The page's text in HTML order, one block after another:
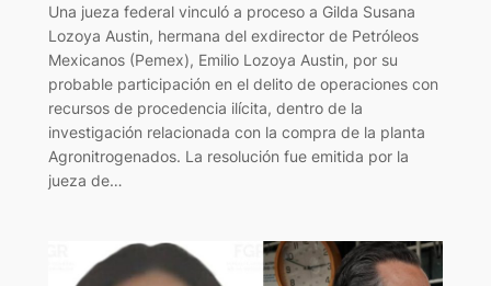
Una jueza federal vinculó a proceso a Gilda Susana
Lozoya Austin, hermana del exdirector de Petróleos
Mexicanos (Pemex), Emilio Lozoya Austin, por su
probable participación en el delito de operaciones con
recursos de procedencia ilícita, dentro de la
investigación relacionada con la compra de la planta
Agronitrogenados. La resolución fue emitida por la
jueza de…